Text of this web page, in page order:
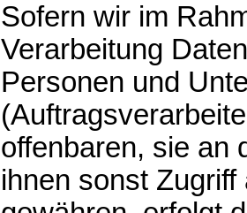
Sofern wir im
Verarbeitung
Personen und
offenbaren, sie an
ihnen sonst